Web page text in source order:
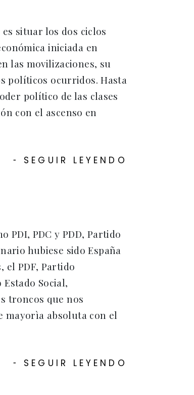
situar los dos ciclos
iniciada en
las movilizaciones, su
políticos ocurridos. Hasta
político de las clases
con el ascenso en
- SEGUIR LEYENDO
PDI, PDC y PDD, Partido
hubiese sido España
PDF, Partido
Social,
troncos que nos
mayorìa absoluta con el
- SEGUIR LEYENDO